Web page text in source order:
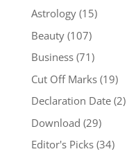
Astrology(15)
Beauty(107)
Business(71)
Cut Off Marks(19)
Declaration Date(2)
Download (29)
Editor's Picks(34)